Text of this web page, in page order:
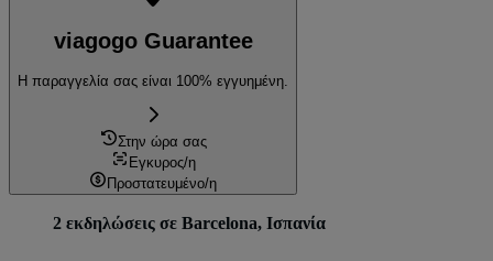
viagogo Guarantee
Η παραγγελία σας είναι 100% εγγυημένη.
Στην ώρα σας
Εγκυρος/η
Προστατευμένο/η
2 εκδηλώσεις σε Barcelona, Ισπανία